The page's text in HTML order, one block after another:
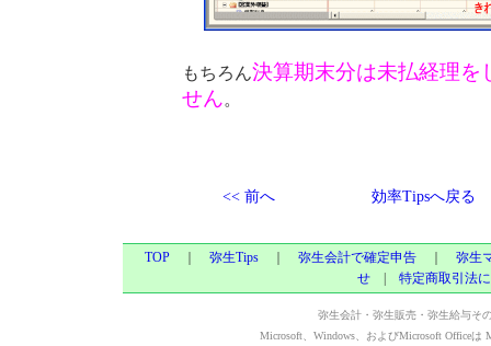
もちろん決算期末分は未払経理を
せん。
<< 前へ 効率Tipsへ戻る
TOP ｜ 弥生Tips ｜ 弥生会計で確定申告 ｜ 弥生
せ | 特定商取引法
弥生会計・弥生販売・弥生給与そ
Microsoft、Windows、およびMicrosoft Office